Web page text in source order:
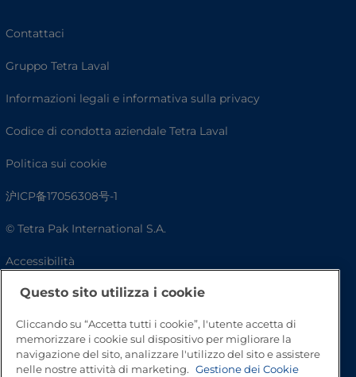
Contattaci
Gruppo Tetra Laval
Informazioni legali e informativa sulla privacy
Codice di condotta aziendale Tetra Laval
Politica sui cookie
沪ICP备17056308号-1
© Tetra Pak International S.A.
Accessibilità
FAQQuesto sito utilizza i cookie
Cliccando su “Accetta tutti i cookie”, l'utente accetta di
memorizzare i cookie sul dispositivo per migliorare la
navigazione del sito, analizzare l'utilizzo del sito e assistere
nelle nostre attività di marketing. Gestione dei Cookie